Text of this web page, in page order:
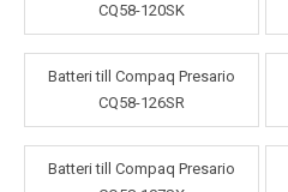
CQ58-120SK
Batteri till Compaq Presario
CQ58-126SR
Batteri till Compaq Presario